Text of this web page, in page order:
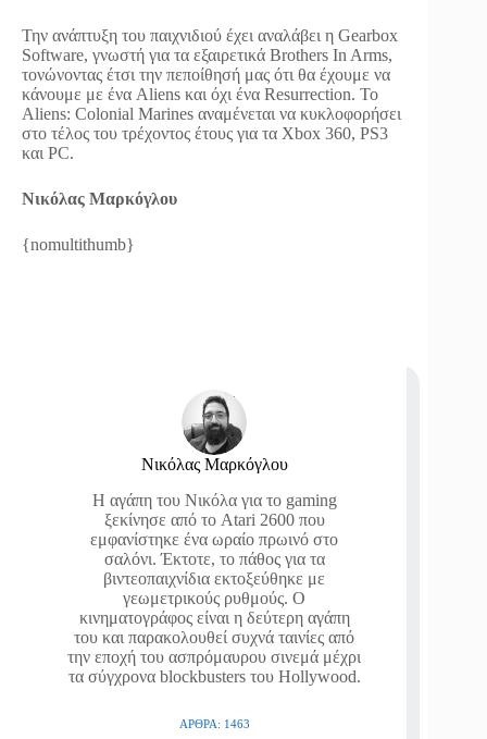
Την ανάπτυξη του παιχνιδιού έχει αναλάβει η Gearbox
Software, γνωστή για τα εξαιρετικά Brothers In Arms,
τονώνοντας έτσι την πεποίθησή μας ότι θα έχουμε να
κάνουμε με ένα Aliens και όχι ένα Resurrection. Το
Aliens: Colonial Marines αναμένεται να κυκλοφορήσει
στο τέλος του τρέχοντος έτους για τα Xbox 360, PS3
και PC.
Νικόλας Μαρκόγλου
{nomultithumb}
Νικόλας Μαρκόγλου
Η αγάπη του Νικόλα για το gaming
ξεκίνησε από το Atari 2600 που
εμφανίστηκε ένα ωραίο πρωινό στο
σαλόνι. Έκτοτε, το πάθος για τα
βιντεοπαιχνίδια εκτοξεύθηκε με
γεωμετρικούς ρυθμούς. Ο
κινηματογράφος είναι η δεύτερη αγάπη
του και παρακολουθεί συχνά ταινίες από
την εποχή του ασπρόμαυρου σινεμά μέχρι
τα σύγχρονα blockbusters του Hollywood.
ΆΡΘΡΑ: 1463